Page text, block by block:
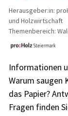
Herausgeber:in:
und Holzwirtschaft
Themenbereich:
Informationen
Warum saugen
das Papier?
Fragen finden